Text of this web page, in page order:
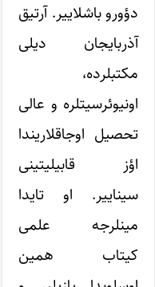
دؤورو باشلاییر. آرتیق
آذربایجان دیلی
مکتبلرده،
اونیوئرسیتلره و عالی
تحصیل اوجاقلاریندا
اؤز قابیلیتینی
سیناییر. او تایدا
مینلرجه علمی
کیتاب همین